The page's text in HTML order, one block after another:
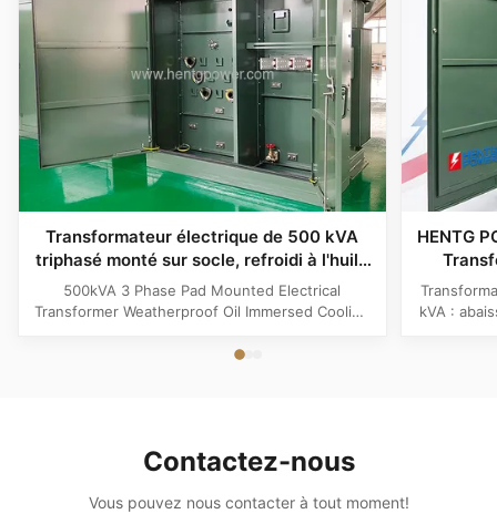
Transformateur électrique de 500 kVA
triphasé monté sur socle, refroidi à l'huile
et résistant aux intempéries
500kVA 3 Phase Pad Mounted Electrical
Transformer Weatherproof Oil Immersed Cooling
Distribution transformer, power transformer, Oil-
HENTG
kVA :
Contactez-nous
Vous pouvez nous contacter à tout moment!